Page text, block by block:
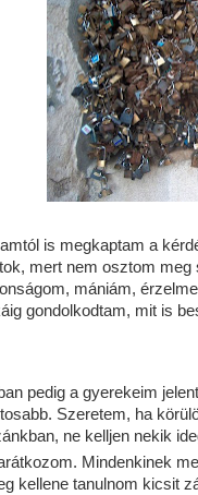
is megkaptam a
mert nem osztom
mániám,
gondolkodtam, mit is
pedig a gyerekeim
Szeretem, ha
ne kelljen nekik
Mindenkinek
kellene tanulnom kicsit